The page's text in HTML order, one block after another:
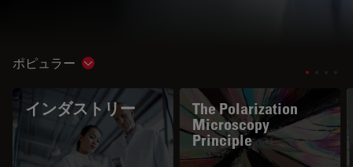
ポピュラー Show subnavigation
インダストリー
The Polarization
Microscopy
Principle